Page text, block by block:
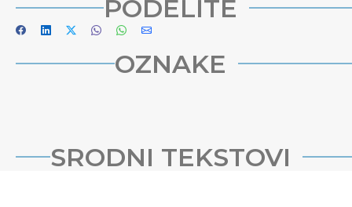
PODELITE
OZNAKE
SRODNI TEKSTOVI